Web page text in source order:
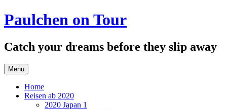
Zum
Inhalt
Paulchen on Tour
Catch your dreams before they slip away
Menü
Home
Reisen ab 2020
2020 Japan 1